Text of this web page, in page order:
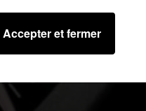
Accepter et fermer